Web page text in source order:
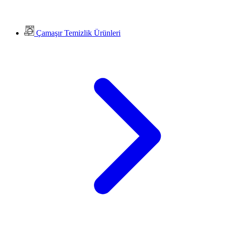
Çamaşır Temizlik Ürünleri